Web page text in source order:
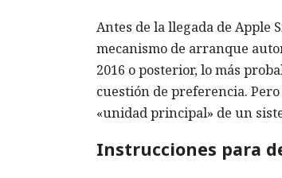
Antes de la llegada de Apple
mecanismo de arranque
2016 o posterior, lo más
cuestión de preferencia.
«unidad principal» de un
Instrucciones para